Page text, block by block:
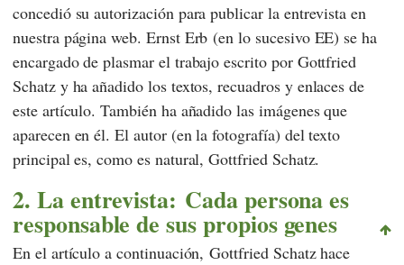
concedió su autorización para publicar la entrevista en
nuestra página web. Ernst Erb (en lo sucesivo EE) se ha
encargado de plasmar el trabajo escrito por Gottfried
Schatz y ha añadido los textos, recuadros y enlaces de
este artículo. También ha añadido las imágenes que
aparecen en él. El autor (en la fotografía) del texto
principal es, como es natural,Gottfried Schatz.
2. La entrevista: Cada persona es
responsable de sus propios genes
En el artículo a continuación,Gottfried Schatzhace